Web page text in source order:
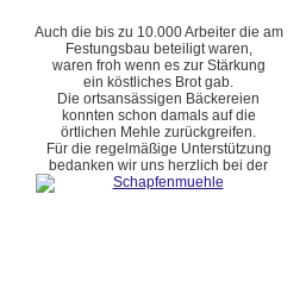
Auch die bis zu 10.000 Arbeiter die am
Festungsbau beteiligt waren,
waren froh wenn es zur Stärkung
ein köstliches Brot gab.
Die ortsansässigen Bäckereien
konnten schon damals auf die
örtlichen Mehle zurückgreifen.
Für die regelmäßige Unterstützung
bedanken wir uns herzlich bei der